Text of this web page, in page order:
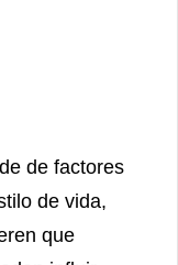
de factores
de vida,
que